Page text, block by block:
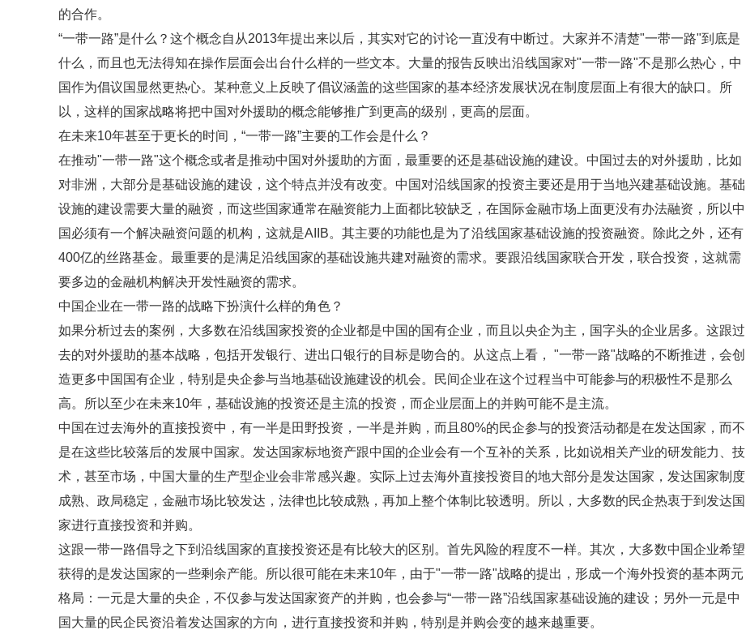
的合作。
“一带一路”是什么？这个概念自从2013年提出来以后，其实对它的讨论一直没有中断过。大家并不清楚"一带一路"到底是
什么，而且也无法得知在操作层面会出台什么样的一些文本。大量的报告反映出沿线国家对"一带一路"不是那么热心，中
国作为倡议国显然更热心。某种意义上反映了倡议涵盖的这些国家的基本经济发展状况在制度层面上有很大的缺口。所
以，这样的国家战略将把中国对外援助的概念能够推广到更高的级别，更高的层面。
在未来10年甚至于更长的时间，“一带一路”主要的工作会是什么？
在推动"一带一路"这个概念或者是推动中国对外援助的方面，最重要的还是基础设施的建设。中国过去的对外援助，比如
对非洲，大部分是基础设施的建设，这个特点并没有改变。中国对沿线国家的投资主要还是用于当地兴建基础设施。基础
设施的建设需要大量的融资，而这些国家通常在融资能力上面都比较缺乏，在国际金融市场上面更没有办法融资，所以中
国必须有一个解决融资问题的机构，这就是AIIB。其主要的功能也是为了沿线国家基础设施的投资融资。除此之外，还有
400亿的丝路基金。最重要的是满足沿线国家的基础设施共建对融资的需求。要跟沿线国家联合开发，联合投资，这就需
要多边的金融机构解决开发性融资的需求。
中国企业在一带一路的战略下扮演什么样的角色？
如果分析过去的案例，大多数在沿线国家投资的企业都是中国的国有企业，而且以央企为主，国字头的企业居多。这跟过
去的对外援助的基本战略，包括开发银行、进出口银行的目标是吻合的。从这点上看， "一带一路"战略的不断推进，会创
造更多中国国有企业，特别是央企参与当地基础设施建设的机会。民间企业在这个过程当中可能参与的积极性不是那么
高。所以至少在未来10年，基础设施的投资还是主流的投资，而企业层面上的并购可能不是主流。
中国在过去海外的直接投资中，有一半是田野投资，一半是并购，而且80%的民企参与的投资活动都是在发达国家，而不
是在这些比较落后的发展中国家。发达国家标地资产跟中国的企业会有一个互补的关系，比如说相关产业的研发能力、技
术，甚至市场，中国大量的生产型企业会非常感兴趣。实际上过去海外直接投资目的地大部分是发达国家，发达国家制度
成熟、政局稳定，金融市场比较发达，法律也比较成熟，再加上整个体制比较透明。所以，大多数的民企热衷于到发达国
家进行直接投资和并购。
这跟一带一路倡导之下到沿线国家的直接投资还是有比较大的区别。首先风险的程度不一样。其次，大多数中国企业希望
获得的是发达国家的一些剩余产能。所以很可能在未来10年，由于"一带一路"战略的提出，形成一个海外投资的基本两元
格局：一元是大量的央企，不仅参与发达国家资产的并购，也会参与“一带一路”沿线国家基础设施的建设；另外一元是中
国大量的民企民资沿着发达国家的方向，进行直接投资和并购，特别是并购会变的越来越重要。